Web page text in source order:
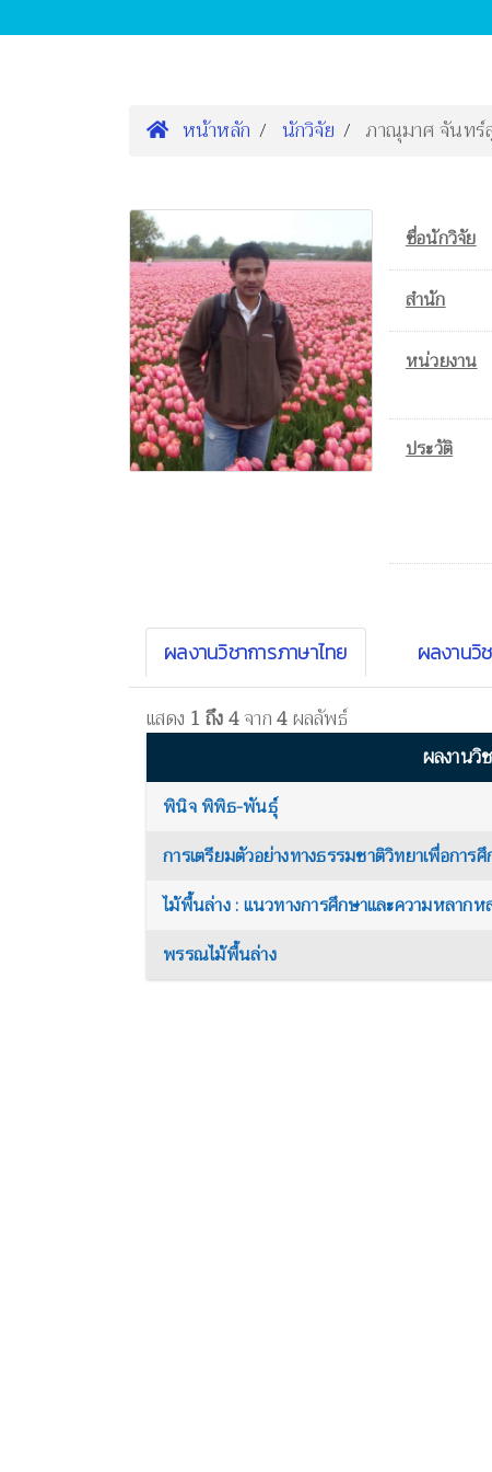
หน้าหลัก นักวิจัย ภาณุมาศ จันทร์
ชื่อนักวิจัย
สำนัก
หน่วยงาน
ประวัติ
ผลงานวิชาการภาษาไทย ผลงานวิ
แสดง 1 ถึง 4จาก4ผลลัพธ์
ผลงานวิ
พินิจ พิพิธ-พันธุ์
การเตรียมตัวอย่างทางธรรมชาติวิทยาเพื่อการ
ไม้พื้นล่าง : แนวทางการศึกษาและความหลากห
พรรณไม้พื้นล่าง